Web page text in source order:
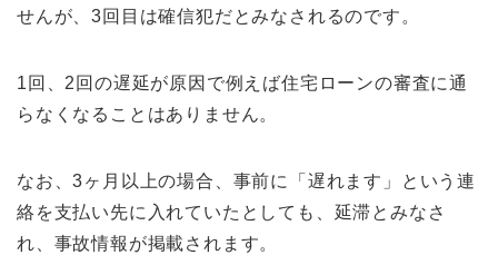
せんが、3回目は確信犯だとみなされるのです。
1回、2回の遅延が原因で例えば住宅ローンの審査に通
らなくなることはありません。
なお、3ヶ月以上の場合、事前に「遅れます」という連
絡を支払い先に入れていたとしても、延滞とみなさ
れ、事故情報が掲載されます。